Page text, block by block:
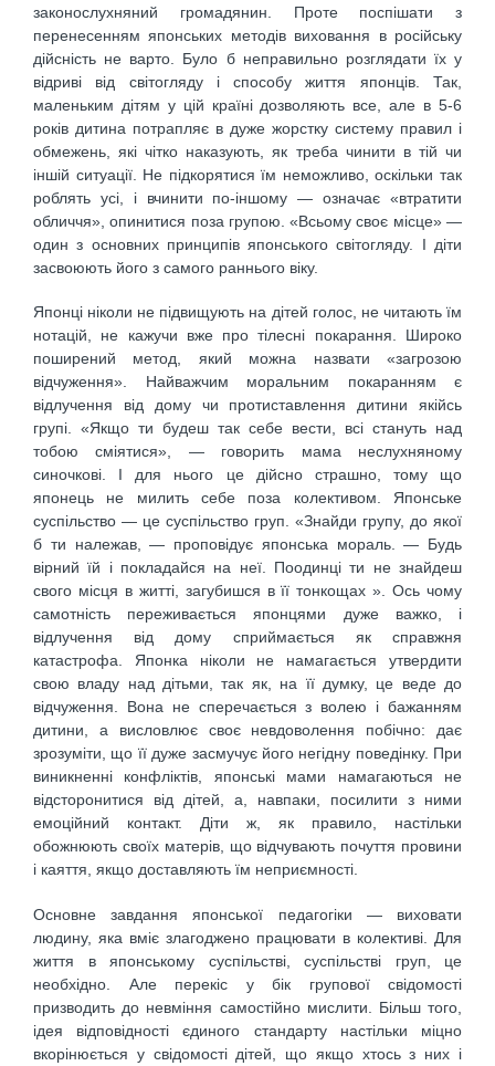
законослухняний громадянин. Проте поспішати з
перенесенням японських методів виховання в російську
дійсність не варто. Було б неправильно розглядати їх у
відриві від світогляду і способу життя японців. Так,
маленьким дітям у цій країні дозволяють все, але в 5-6
років дитина потрапляє в дуже жорстку систему правил і
обмежень, які чітко наказують, як треба чинити в тій чи
іншій ситуації. Не підкорятися їм неможливо, оскільки так
роблять усі, і вчинити по-іншому — означає «втратити
обличчя», опинитися поза групою. «Всьому своє місце» —
один з основних принципів японського світогляду. І діти
засвоюють його з самого раннього віку.
Японці ніколи не підвищують на дітей голос, не читають їм
нотацій, не кажучи вже про тілесні покарання. Широко
поширений метод, який можна назвати «загрозою
відчуження». Найважчим моральним покаранням є
відлучення від дому чи протиставлення дитини якійсь
групі. «Якщо ти будеш так себе вести, всі стануть над
тобою сміятися», — говорить мама неслухняному
синочкові. І для нього це дійсно страшно, тому що
японець не милить себе поза колективом. Японське
суспільство — це суспільство груп. «Знайди групу, до якої
б ти належав, — проповідує японська мораль. — Будь
вірний їй і покладайся на неї. Поодинці ти не знайдеш
свого місця в житті, загубишся в її тонкощах ». Ось чому
самотність переживається японцями дуже важко, і
відлучення від дому сприймається як справжня
катастрофа. Японка ніколи не намагається утвердити
свою владу над дітьми, так як, на її думку, це веде до
відчуження. Вона не сперечається з волею і бажанням
дитини, а висловлює своє невдоволення побічно: дає
зрозуміти, що її дуже засмучує його негідну поведінку. При
виникненні конфліктів, японські мами намагаються не
відсторонитися від дітей, а, навпаки, посилити з ними
емоційний контакт. Діти ж, як правило, настільки
обожнюють своїх матерів, що відчувають почуття провини
і каяття, якщо доставляють їм неприємності.
Основне завдання японської педагогіки — виховати
людину, яка вміє злагоджено працювати в колективі. Для
життя в японському суспільстві, суспільстві груп, це
необхідно. Але перекіс у бік групової свідомості
призводить до невміння самостійно мислити. Більш того,
ідея відповідності єдиного стандарту настільки міцно
вкорінюється у свідомості дітей, що якщо хтось з них і